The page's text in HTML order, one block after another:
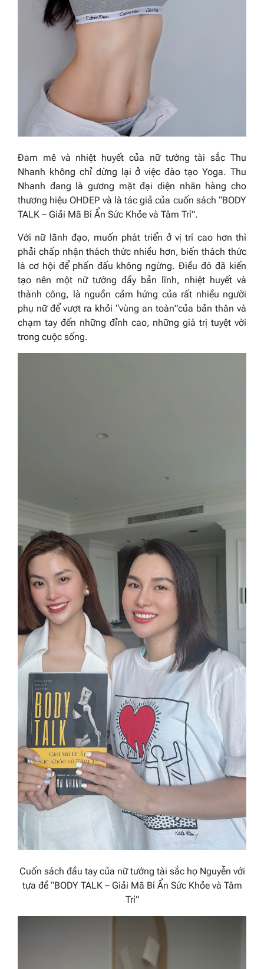
Đam mê và nhiệt huyết của nữ tướng tài sắc Thu
Nhanh không chỉ dừng lại ở việc đào tạo Yoga. Thu
Nhanh đang là gương mặt đại diện nhãn hàng cho
thương hiệu OHDEP và là tác giả của cuốn sách “BODY
TALK – Giải Mã Bí Ẩn Sức Khỏe và Tâm Trí”.
Với nữ lãnh đạo, muốn phát triển ở vị trí cao hơn thì
phải chấp nhận thách thức nhiều hơn, biến thách thức
là cơ hội để phấn đấu không ngừng. Điều đó đã kiến
tạo nên một nữ tướng đầy bản lĩnh, nhiệt huyết và
thành công, là nguồn cảm hứng của rất nhiều người
phụ nữ để vượt ra khỏi “vùng an toàn”của bản thân và
chạm tay đến những đỉnh cao, những giá trị tuyệt vời
trong cuộc sống.
Cuốn sách đầu tay của nữ tướng tài sắc họ Nguyễn với
tựa đề “BODY TALK – Giải Mã Bí Ẩn Sức Khỏe và Tâm
Trí”